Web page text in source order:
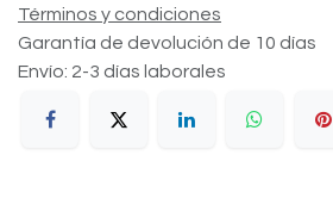
Términos y condiciones
Garantía de devolución de 10 días
Envío: 2-3 días laborales